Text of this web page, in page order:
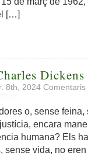
[…]
Dickens
8th, 2024 Comentaris
o, sense feina,
encara
humana? Els
sense vida, no